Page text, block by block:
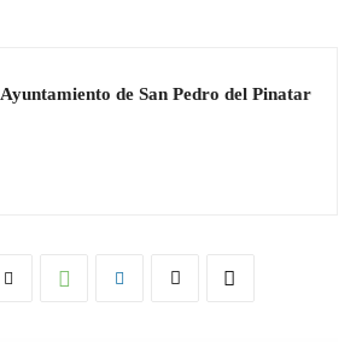
Ayuntamiento de San Pedro del Pinatar